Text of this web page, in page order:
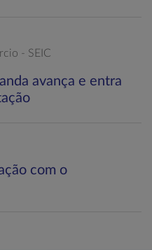
- SEIC
avança e entra
com o